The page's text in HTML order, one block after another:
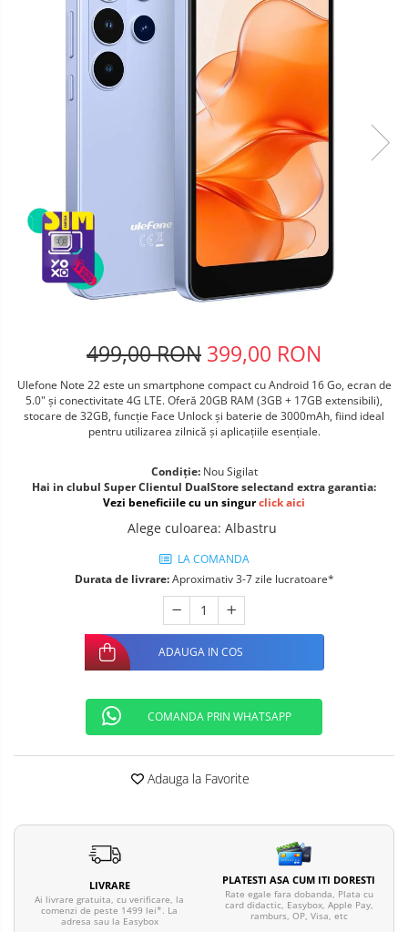
Telefoane mobile Ulefone
Telefoane mobile Unihertz
Telefoane mobile Cubot
Telefoane mobile Blackview
Telefoane mobile iSEN
Telefoane mobile F150
Telefoane mobile HUAWEI
Telefoane mobile iHunt
Telefoane mobile AGM
Telefoane mobile Realme
Telefoane mobile ZTE Nubia
Telefoane mobile ALTE BRANDURI
499,00 RON 399,00 RON
Ulefone Note 22 este un smartphone compact cu Android 16 Go, ecran de
5.0" și conectivitate 4G LTE. Oferă 20GB RAM (3GB + 17GB extensibili),
stocare de 32GB, funcție Face Unlock și baterie de 3000mAh, fiind ideal
pentru utilizarea zilnică și aplicațiile esențiale.
Condiție: Nou Sigilat
Hai in clubul Super Clientul DualStore selectand extra garantia:
Vezi beneficiile cu un singurclick aici
Alege culoarea: Albastru
LA COMANDA
Durata de livrare:Aproximativ 3-7 zile lucratoare*
ADAUGA IN COS
COMANDA PRIN WHATSAPP
Adauga la Favorite
LIVRARE
Ai livrare gratuita, cu verificare, la
comenzi de peste 1499 lei*. La
adresa sau la Easybox
PLATESTI ASA CUM ITI DORESTI
Rate egale fara dobanda, Plata cu
card didactic, Easybox, Apple Pay,
ramburs, OP, Visa, etc